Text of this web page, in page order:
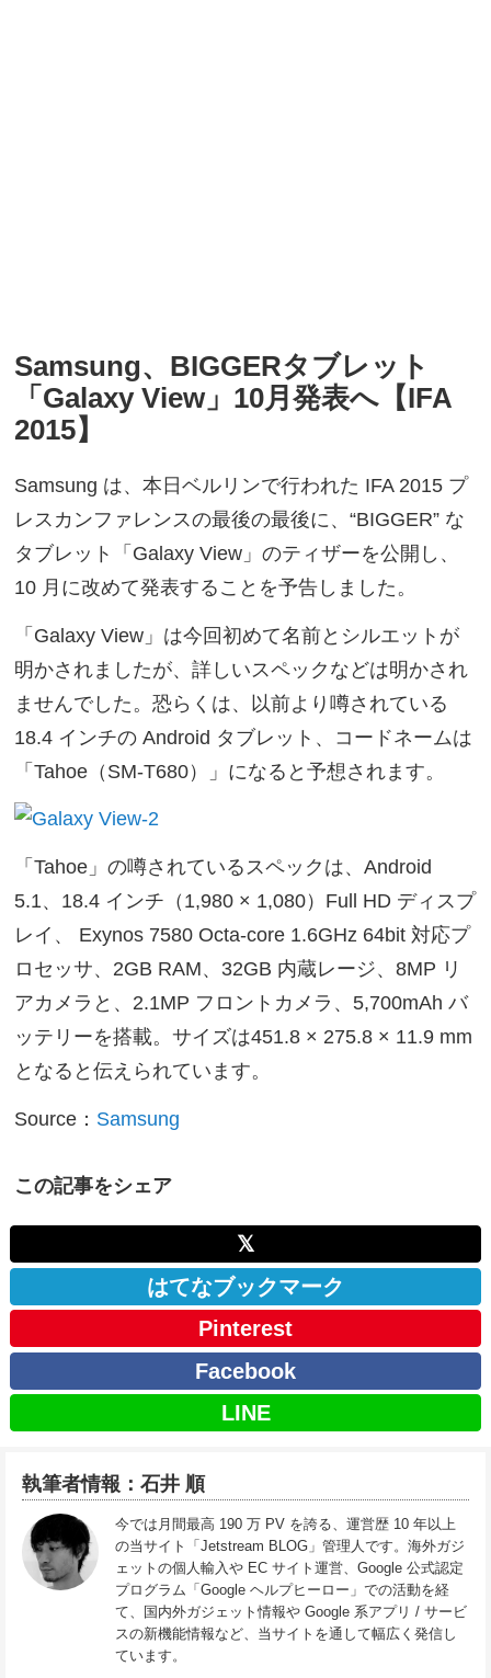
Samsung、BIGGERタブレット
「Galaxy View」10月発表へ【IFA
2015】
Samsung は、本日ベルリンで行われた IFA 2015 プ
レスカンファレンスの最後の最後に、“BIGGER” な
タブレット「Galaxy View」のティザーを公開し、
10 月に改めて発表することを予告しました。
「Galaxy View」は今回初めて名前とシルエットが
明かされましたが、詳しいスペックなどは明かされ
ませんでした。恐らくは、以前より噂されている
18.4 インチの Android タブレット、コードネームは
「Tahoe（SM-T680）」になると予想されます。
「Tahoe」の噂されているスペックは、Android
5.1、18.4 インチ（1,980 × 1,080）Full HD ディスプ
レイ、 Exynos 7580 Octa-core 1.6GHz 64bit 対応プ
ロセッサ、2GB RAM、32GB 内蔵レージ、8MP リ
アカメラと、2.1MP フロントカメラ、5,700mAh バ
ッテリーを搭載。サイズは451.8 × 275.8 × 11.9 mm
となると伝えられています。
Source： Samsung
この記事をシェア
𝕏
はてなブックマーク
Pinterest
Facebook
LINE
執筆者情報：石井 順
今では月間最高 190 万 PV を誇る、運営歴 10 年以上
の当サイト「Jetstream BLOG」管理人です。海外ガジ
ェットの個人輸入や EC サイト運営、Google 公式認定
プログラム「Google ヘルプヒーロー」での活動を経
て、国内外ガジェット情報や Google 系アプリ / サービ
スの新機能情報など、当サイトを通して幅広く発信し
ています。